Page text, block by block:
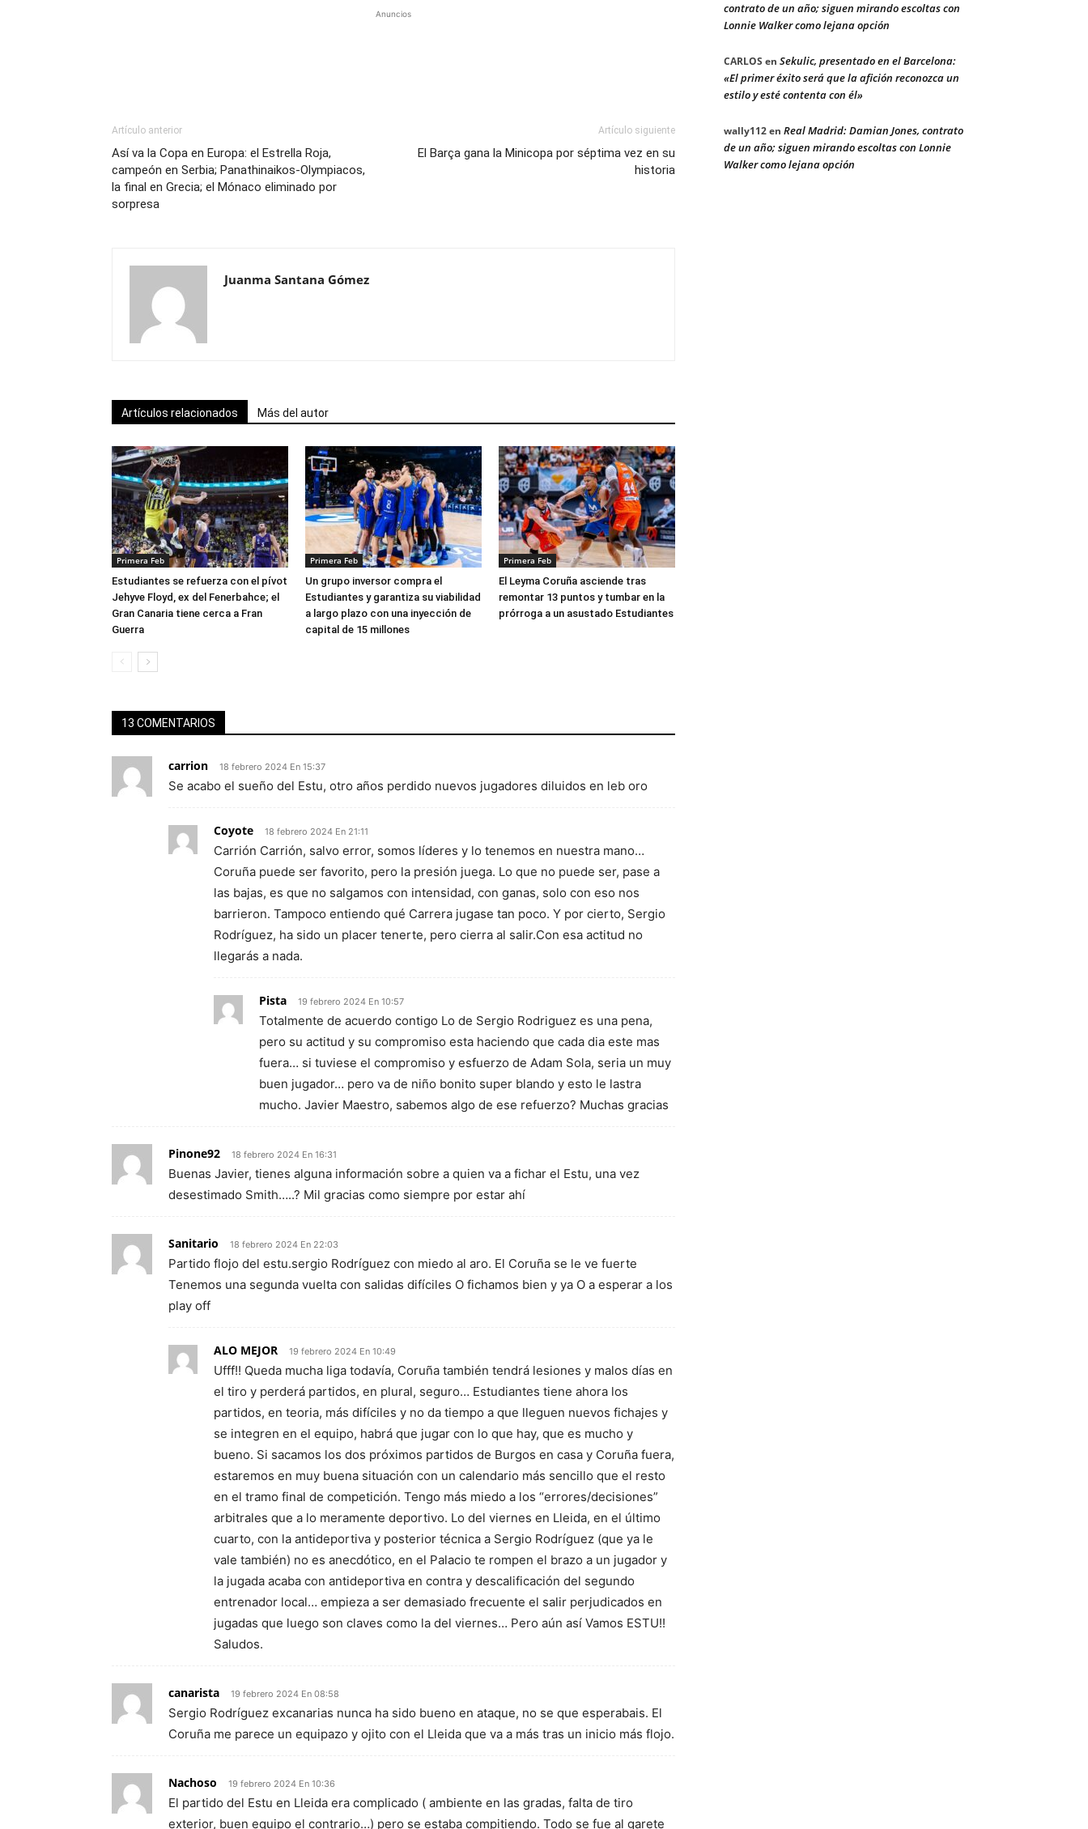
Anuncios
Artículo anterior
Así va la Copa en Europa: el Estrella Roja,
campeón en Serbia; Panathinaikos-Olympiacos,
la final en Grecia; el Mónaco eliminado por
sorpresa
Artículo siguiente
El Barça gana la Minicopa por séptima vez en su
historia
Juanma Santana Gómez
Artículos relacionados Más del autor
Primera Feb
Estudiantes se refuerza con el pívot
Jehyve Floyd, ex del Fenerbahce; el
Gran Canaria tiene cerca a Fran
Guerra
Primera Feb
Un grupo inversor compra el
Estudiantes y garantiza su viabilidad
a largo plazo con una inyección de
capital de 15 millones
Primera Feb
El Leyma Coruña asciende tras
remontar 13 puntos y tumbar en la
prórroga a un asustado Estudiantes
13 COMENTARIOS
carrion 18 febrero 2024 En 15:37
Se acabo el sueño del Estu, otro años perdido nuevos jugadores diluidos en leb oro
Coyote 18 febrero 2024 En 21:11
Carrión Carrión, salvo error, somos líderes y lo tenemos en nuestra mano…
Coruña puede ser favorito, pero la presión juega. Lo que no puede ser, pase a
las bajas, es que no salgamos con intensidad, con ganas, solo con eso nos
barrieron. Tampoco entiendo qué Carrera jugase tan poco. Y por cierto, Sergio
Rodríguez, ha sido un placer tenerte, pero cierra al salir.Con esa actitud no
llegarás a nada.
Pista 19 febrero 2024 En 10:57
Totalmente de acuerdo contigo Lo de Sergio Rodriguez es una pena,
pero su actitud y su compromiso esta haciendo que cada dia este mas
fuera… si tuviese el compromiso y esfuerzo de Adam Sola, seria un muy
buen jugador… pero va de niño bonito super blando y esto le lastra
mucho. Javier Maestro, sabemos algo de ese refuerzo? Muchas gracias
Pinone92 18 febrero 2024 En 16:31
Buenas Javier, tienes alguna información sobre a quien va a fichar el Estu, una vez
desestimado Smith…..? Mil gracias como siempre por estar ahí
Sanitario 18 febrero 2024 En 22:03
Partido flojo del estu.sergio Rodríguez con miedo al aro. El Coruña se le ve fuerte
Tenemos una segunda vuelta con salidas difíciles O fichamos bien y ya O a esperar a los
play off
ALO MEJOR 19 febrero 2024 En 10:49
Ufff!! Queda mucha liga todavía, Coruña también tendrá lesiones y malos días en
el tiro y perderá partidos, en plural, seguro… Estudiantes tiene ahora los
partidos, en teoria, más difíciles y no da tiempo a que lleguen nuevos fichajes y
se integren en el equipo, habrá que jugar con lo que hay, que es mucho y
bueno. Si sacamos los dos próximos partidos de Burgos en casa y Coruña fuera,
estaremos en muy buena situación con un calendario más sencillo que el resto
en el tramo final de competición. Tengo más miedo a los “errores/decisiones”
arbitrales que a lo meramente deportivo. Lo del viernes en Lleida, en el último
cuarto, con la antideportiva y posterior técnica a Sergio Rodríguez (que ya le
vale también) no es anecdótico, en el Palacio te rompen el brazo a un jugador y
la jugada acaba con antideportiva en contra y descalificación del segundo
entrenador local… empieza a ser demasiado frecuente el salir perjudicados en
jugadas que luego son claves como la del viernes… Pero aún así Vamos ESTU!!
Saludos.
canarista 19 febrero 2024 En 08:58
Sergio Rodríguez excanarias nunca ha sido bueno en ataque, no se que esperabais. El
Coruña me parece un equipazo y ojito con el Lleida que va a más tras un inicio más flojo.
Nachoso 19 febrero 2024 En 10:36
El partido del Estu en Lleida era complicado ( ambiente en las gradas, falta de tiro
exterior, buen equipo el contrario…) pero se estaba compitiendo. Todo se fue al garete
contrato de un año; siguen mirando escoltas con
Lonnie Walker como lejana opción
CARLOS en Sekulic, presentado en el Barcelona:
«El primer éxito será que la afición reconozca un
estilo y esté contenta con él»
wally112en Real Madrid: Damian Jones, contrato
de un año; siguen mirando escoltas con Lonnie
Walker como lejana opción